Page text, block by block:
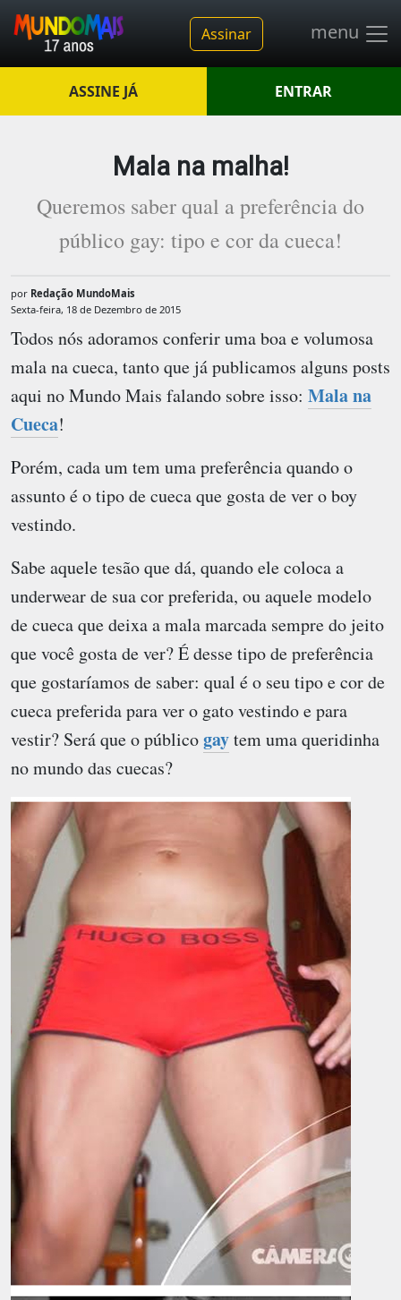
Assinar menu
ASSINE JÁ ENTRAR
Mala na malha!
Queremos saber qual a preferência do
público gay: tipo e cor da cueca!
por Redação MundoMais
Sexta-feira, 18 de Dezembro de 2015
Todos nós adoramos conferir uma boa e volumosa
mala na cueca, tanto que já publicamos alguns posts
aqui noMundo Mais falando sobre isso: Mala na
Cueca!
Porém, cada um tem uma preferência quando o
assunto é o tipo de cueca que gosta de ver o boy
vestindo.
Sabe aquele tesão que dá, quando ele coloca a
underwear de sua cor preferida, ou aquele modelo
de cueca que deixa a mala marcada sempre do jeito
que você gosta de ver? É desse tipo de preferência
que gostaríamos de saber: qual é o seu tipo e cor de
cueca preferida para ver o gato vestindo e para
vestir? Será que o públicogaytem uma queridinha
no mundo das cuecas?